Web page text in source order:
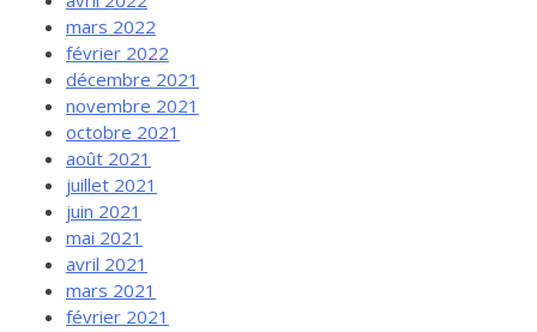
mars 2022
février 2022
décembre 2021
novembre 2021
octobre 2021
août 2021
juillet 2021
juin 2021
mai 2021
avril 2021
mars 2021
février 2021